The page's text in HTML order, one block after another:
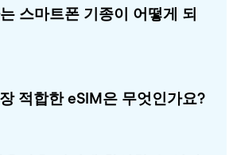
스마트폰 기종이 어떻게 되
적합한 eSIM은 무엇인가요?